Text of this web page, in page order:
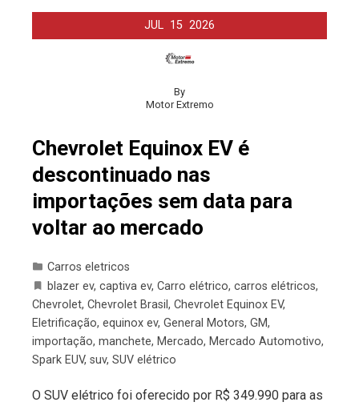
JUL 15 2026
By
Motor Extremo
Chevrolet Equinox EV é
descontinuado nas
importações sem data para
voltar ao mercado
Carros eletricos
blazer ev, captiva ev, Carro elétrico, carros elétricos,
Chevrolet, Chevrolet Brasil , Chevrolet Equinox EV,
Eletrificação, equinox ev, General Motors, GM,
importação, manchete, Mercado, Mercado Automotivo,
Spark EUV, suv, SUV elétrico
O SUV elétrico foi oferecido por R$ 349.990 para as